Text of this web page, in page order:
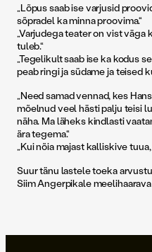
„Lõpus saab ise varjusid
sõpradel ka minna proovima.“
„Varjudega teater on vist väga
tuleb.“
„Tegelikult saab ise ka kodus
peab ringi ja südame ja teised
„Need samad vennad, kes
mõelnud veel hästi palju teisi
näha. Ma läheks kindlasti
ära tegema.“
„Kui nõia majast kalliskive
Suur tänu lastele toeka
Siim Angerpikale